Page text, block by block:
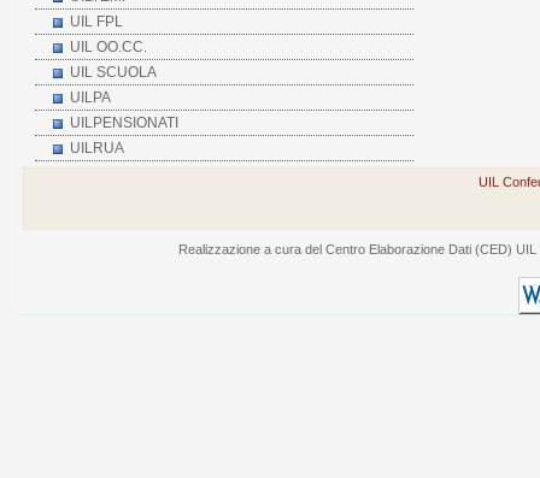
UIL FPL
UIL OO.CC.
UIL SCUOLA
UILPA
UILPENSIONATI
UILRUA
UIL
Realizzazione a cura del Centro Elaborazione Dati (CED)